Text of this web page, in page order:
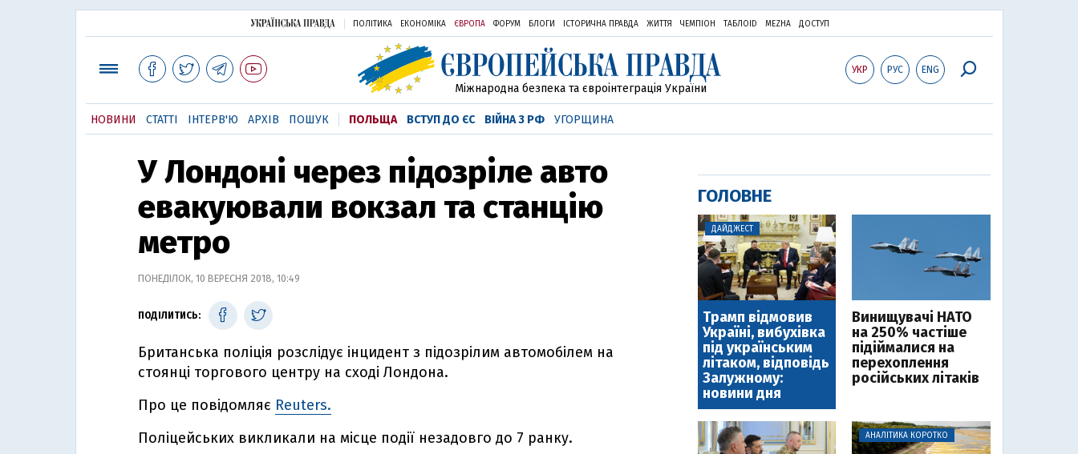
ПОЛІТИКА ЕКОНОМІКА ЄВРОПА ФОРУМ БЛОГИ ІСТОРИЧНА ПРАВДА ЖИТТЯ ЧЕМПІОН ТАБЛОID MEZHA ДОСТУП
УКР РУС ENG
Міжнародна безпека та євроінтеграція України
НОВИНИ СТАТТІ ІНТЕРВ'Ю АРХІВ ПОШУК ПОЛЬЩА ВСТУП ДО ЄС ВІЙНА З РФ УГОРЩИНА
У Лондоні через підозріле авто
евакуювали вокзал та станцію
метро
ПОНЕДІЛОК, 10 ВЕРЕСНЯ 2018, 10:49
ПОДІЛИТИСЬ:
Британська поліція розслідує інцидент з підозрілим автомобілем на
стоянці торгового центру на сході Лондона.
Про це повідомляє Reuters.
Поліцейських викликали на місце події незадовго до 7 ранку.
ГОЛОВНЕ
ДАЙДЖЕСТ
Трамп відмовив
Україні, вибухівка
під українським
літаком, відповідь
Залужному:
новини дня
Винищувачі НАТО
на 250% частіше
підіймалися на
перехоплення
російських літаків
АНАЛІТИКА КОРОТКО